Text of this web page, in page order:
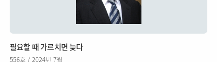
필요할 때 가르치면 늦다
556호 / 2024년 7월